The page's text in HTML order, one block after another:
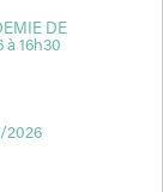
DE
à 16h30
2026